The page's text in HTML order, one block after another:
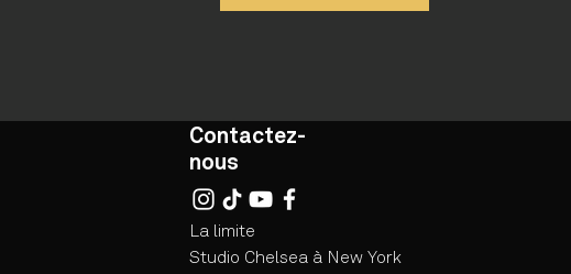
Contactez-
nous
La limite
Studio Chelsea à New York